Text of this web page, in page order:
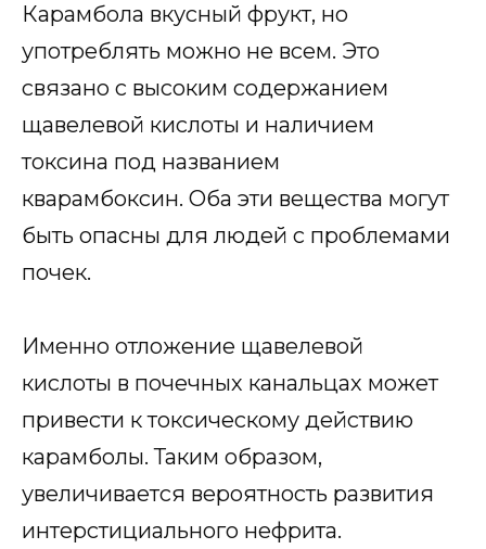
Карамбола вкусный фрукт, но
употреблять можно не всем. Это
связано с высоким содержанием
щавелевой кислоты и наличием
токсина под названием
кварамбоксин. Оба эти вещества могут
быть опасны для людей с проблемами
почек.
Именно отложение щавелевой
кислоты в почечных канальцах может
привести к токсическому действию
карамболы. Таким образом,
увеличивается вероятность развития
интерстициального нефрита.